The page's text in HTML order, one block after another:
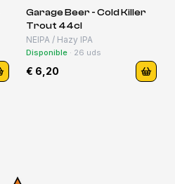
Garage Beer - Cold Killer
Trout 44cl
NEIPA / Hazy IPA
Disponible · 26 uds
€ 6,20